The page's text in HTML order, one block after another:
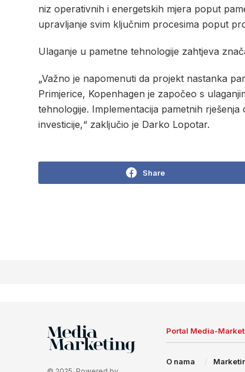
niz operativnih i energetskih mjera poput
upravljanje svim ključnim procesima poput
Ulaganje u pametne tehnologije zahtjeva
„Važno je napomenuti da projekt nastanka
Primjerice, Kopenhagen je započeo s
tehnologije. Implementacija pametnih
investicije,“ zaključio je Darko Lopotar.
Share
Portal Media-
O nama